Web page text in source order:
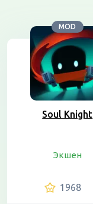
MOD
Soul Knight
Экшен
1968